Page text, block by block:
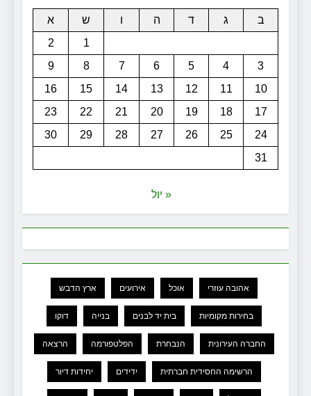
ב ג ד ה ו ש
א
1
2
3
4
5
6
7
8
9
10
11
12
13
14
15
16
17
18
19
20
21
22
23
24
25
26
27
28
29
30
31
« יול
אהובה עוזרי אוכל אירועים ארץ הדבש
בחירות מקומיות בית יד לבנים בנייה דוקו
החברה העירונית הנבחרת הפלטפורמה הרצאה
הרשימה החסידית חברתית ידידים יחידות דיור